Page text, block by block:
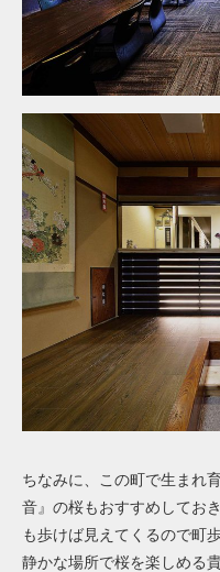
ちなみに、この町で生まれ
音』の桜もおすすめしてお
も歩けば見えてくるので町
静かな場所で桜を楽しめる